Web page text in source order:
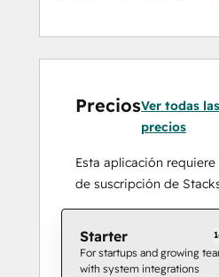
PreciosVer todas
precios
Esta aplicación
de suscripción de
Starter
For startups and growing
with system integrations